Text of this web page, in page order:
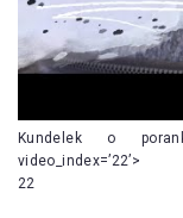
Kundelek o
video_index=’22’>
22